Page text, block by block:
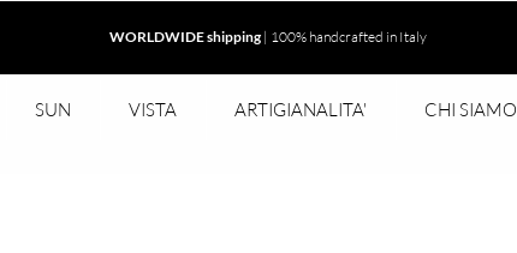
WORLDWIDE shipping | 100% handcrafted in Italy
SUN VISTA ARTIGIANALITA' CHI SIAMO